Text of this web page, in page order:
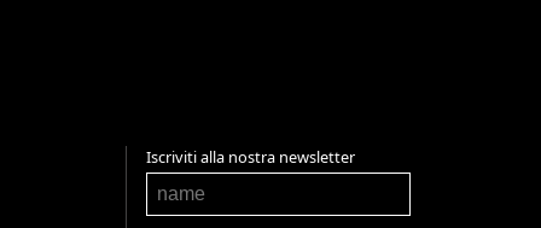
Iscriviti alla nostra newsletter